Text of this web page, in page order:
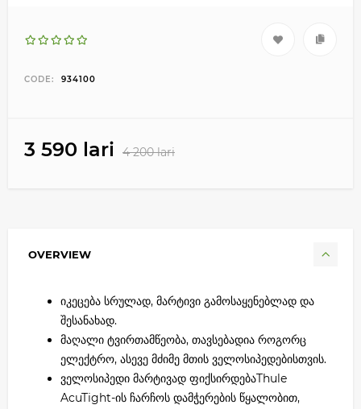
CODE: 934100
3 590 lari 4 200 lari
OVERVIEW
იკეცება სრულად, მარტივი გამოსაყენებლად და
შესანახად.
მაღალი ტვირთამწეობა, თავსებადია როგორც
ელექტრო, ასევე მძიმე მთის ველოსიპედებისთვის.
ველოსიპედი მარტივად ფიქსირდებაThule
AcuTight-ის ჩარჩოს დამჭერების წყალობით,